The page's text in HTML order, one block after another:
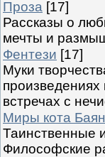
Проза [17]
Рассказы о
мечты и
Фентези [17]
Муки
встречах с
Миры кота
Таинственные
Философские